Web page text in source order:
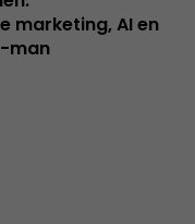
marketing, AI en
man